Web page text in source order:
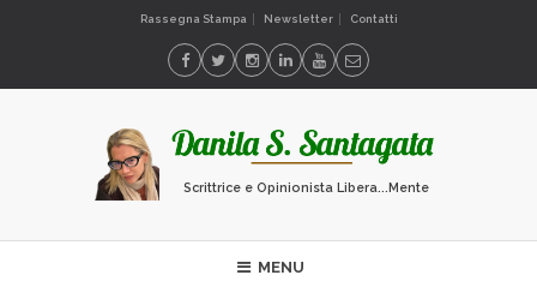
Rassegna Stampa Newsletter Contatti
Scrittrice e Opinionista Libera...Mente
MENU